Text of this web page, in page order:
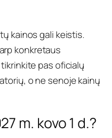
kainos gali keistis.
konkretaus
pas oficialų
o ne senoje kainų
m. kovo 1 d.?